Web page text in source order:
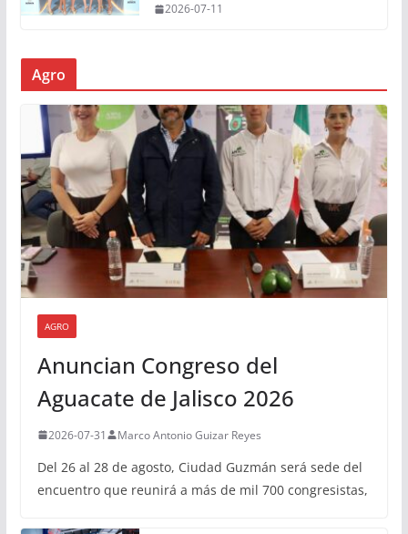
2026-07-11
Agro
AGRO
Anuncian Congreso del
Aguacate de Jalisco 2026
2026-07-31 Marco Antonio Guizar Reyes
Del 26 al 28 de agosto, Ciudad Guzmán será sede del
encuentro que reunirá a más de mil 700 congresistas,